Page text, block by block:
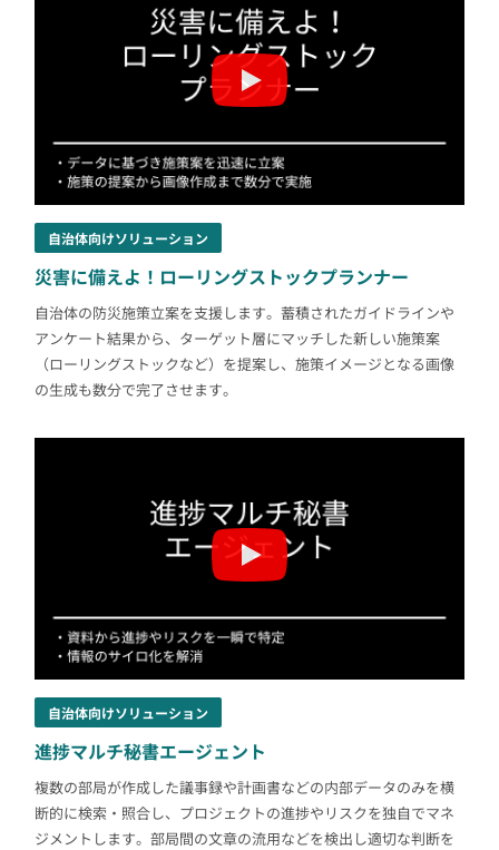
自治体向けソリューション
災害に備えよ！ローリングストックプランナー
自治体の防災施策立案を支援します。蓄積されたガイドラインや
アンケート結果から、ターゲット層にマッチした新しい施策案
（ローリングストックなど）を提案し、施策イメージとなる画像
の生成も数分で完了させます。
自治体向けソリューション
進捗マルチ秘書エージェント
複数の部局が作成した議事録や計画書などの内部データのみを横
断的に検索・照合し、プロジェクトの進捗やリスクを独自でマネ
ジメントします。部局間の文章の流用などを検出し適切な判断を